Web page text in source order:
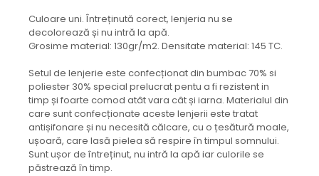
Culoare uni. Întreținută corect, lenjeria nu se
decolorează și nu intră la apă.
Grosime material: 130gr/m2. Densitate material: 145 TC.
Setul de lenjerie este confecționat din bumbac 70% si
poliester 30% special prelucrat pentu a fi rezistent in
timp și foarte comod atât vara cât și iarna. Materialul din
care sunt confecționate aceste lenjerii este tratat
antișifonare și nu necesită călcare, cu o țesătură moale,
ușoară, care lasă pielea să respire în timpul somnului.
Sunt ușor de întreținut, nu intră la apă iar culorile se
păstrează în timp.